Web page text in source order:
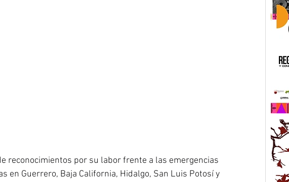
reconocimientos por su labor frente a las emergencias
en Guerrero, Baja California, Hidalgo, San Luis Potosí y